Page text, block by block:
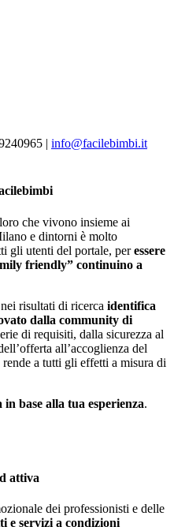
| info@facilebimbi.it
che vivono insieme ai
e dintorni è molto
gli utenti del portale, peressere
friendly” continuino a
risultati di ricerca identifica
dalla community di
di requisiti, dalla sicurezza al
all’accoglienza del
a tutti gli effetti a misura di
in base alla tua esperienza.
attiva
dei professionisti e delle
e servizi a condizioni